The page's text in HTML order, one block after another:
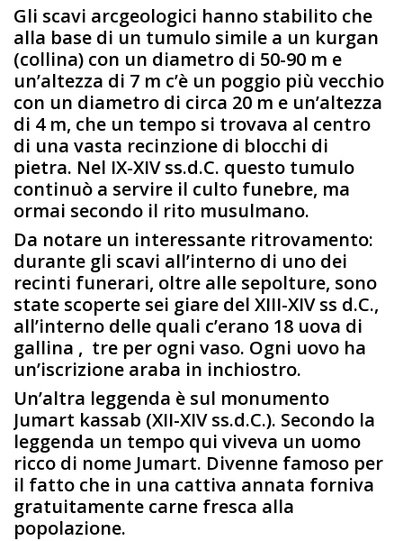
Gli scavi arcgeologici hanno stabilito che
alla base di un tumulo simile a un kurgan
(collina) con un diametro di 50-90 m e
un’altezza di 7 m c’è un poggio più vecchio
con un diametro di circa 20 m e un’altezza
di 4 m, che un tempo si trovava al centro
di una vasta recinzione di blocchi di
pietra. Nel IX-XIV ss.d.C. questo tumulo
continuò a servire il culto funebre, ma
ormai secondo il rito musulmano.
Da notare un interessante ritrovamento:
durante gli scavi all’interno di uno dei
recinti funerari, oltre alle sepolture, sono
state scoperte sei giare del XIII-XIV ss d.C.,
all’interno delle quali c’erano 18 uova di
gallina , tre per ogni vaso. Ogni uovo ha
un’iscrizione araba in inchiostro.
Un’altra leggenda è sul monumento
Jumart kassab (XII-XIV ss.d.C.). Secondo la
leggenda un tempo qui viveva un uomo
ricco di nome Jumart. Divenne famoso per
il fatto che in una cattiva annata forniva
gratuitamente carne fresca alla
popolazione.